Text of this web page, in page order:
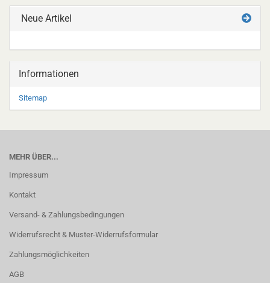
Neue Artikel
Informationen
Sitemap
MEHR ÜBER...
Impressum
Kontakt
Versand- & Zahlungsbedingungen
Widerrufsrecht & Muster-Widerrufsformular
Zahlungsmöglichkeiten
AGB